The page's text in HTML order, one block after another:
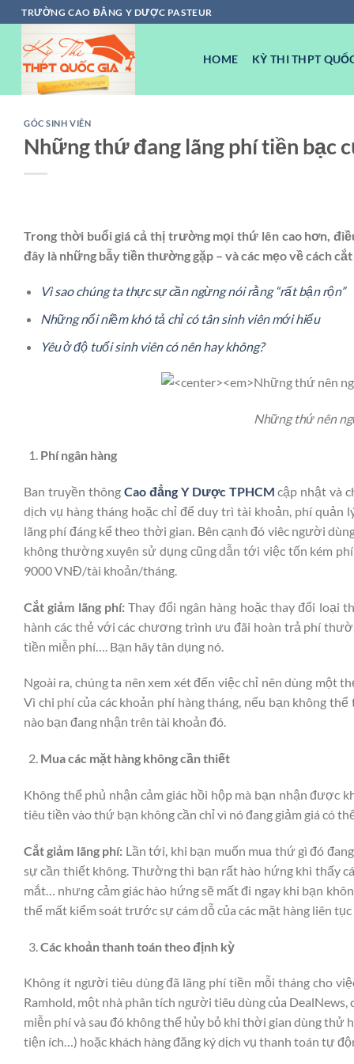
Chuyển
đến
dung
TRƯỜNG CAO ĐẲNG Y DƯỢC PASTEUR
HOME KỲ THI THPT
GÓC SINH VIÊN
Những thứ đang lãng phí tiền bạc
Trong thời buổi giá cả thị trường mọi thứ lên cao hơn,
đây là những bẫy tiền thường gặp – và các mẹo về cách
Vì sao chúng ta thực sự cần ngừng nói rằng “rất bận rộn”
Những nổi niềm khó tả chỉ có tân sinh viên mới hiểu
Yêu ở độ tuổi sinh viên có nên hay không?
Những thứ nên
Phí ngân hàng
Ban truyền thông Cao đẳng Y Dược TPHCM cập nhật và
dịch vụ hàng tháng hoặc chỉ để duy trì tài khoản, phí
lãng phí đáng kể theo thời gian. Bên cạnh đó viêc người
không thường xuyên sử dụng cũng dẫn tới việc tốn kém
9000 VNĐ/tài khoản/tháng.
Cắt giảm lãng phí:Thay đổi ngân hàng hoặc thay đổi loại
hành các thẻ với các chương trình ưu đãi hoàn trả phí
tiền miễn phí…. Bạn hãy tân dụng nó.
Ngoài ra, chúng ta nên xem xét đến việc chỉ nên dùng một
Vì chi phí của các khoản phí hàng tháng, nếu bạn không
nào bạn đang nhận trên tài khoản đó.
Mua các mặt hàng không cần thiết
Không thể phủ nhận cảm giác hồi hộp mà bạn nhận được
tiêu tiền vào thứ bạn không cần chỉ vì nó đang giảm giá có
Cắt giảm lãng phí: Lần tới, khi bạn muốn mua thứ gì đó
sự cần thiết không. Thường thì bạn rất hào hứng khi thấy
mắt… nhưng cảm giác hào hứng sẽ mất đi ngay khi bạn
thể mất kiểm soát trước sự cám dỗ của các mặt hàng liên
Các khoản thanh toán theo định kỳ
Không ít người tiêu dùng đã lãng phí tiền mỗi tháng cho
Ramhold, một nhà phân tích người tiêu dùng của
miễn phí và sau đó không thể hủy bỏ khi thời gian dùng thử
tiện ích…) hoặc khách hàng đăng ký dịch vụ thanh toán tự